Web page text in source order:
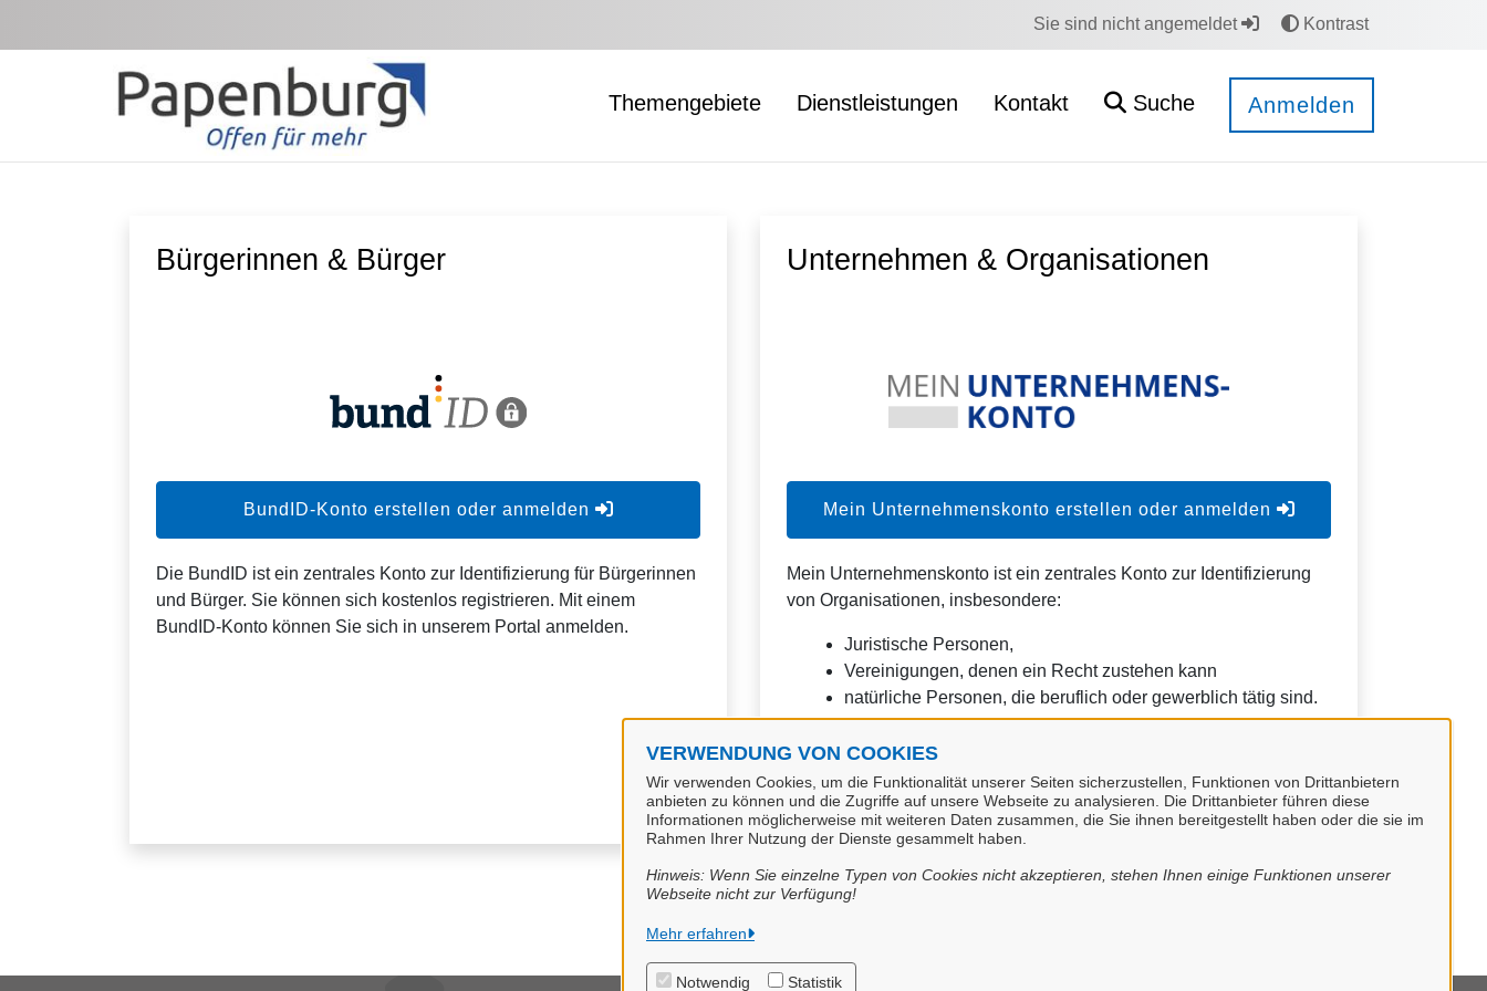
VERWENDUNG VON COOKIES
Wir verwenden Cookies, um die Funktionalität unserer Seiten sicherzustellen, Funktionen von Drittanbietern
anbieten zu können und die Zugriffe auf unsere Webseite zu analysieren. Die Drittanbieter führen diese
Informationen möglicherweise mit weiteren Daten zusammen, die Sie ihnen bereitgestellt haben oder die sie im
Rahmen Ihrer Nutzung der Dienste gesammelt haben.
Hinweis: Wenn Sie einzelne Typen von Cookies nicht akzeptieren, stehen Ihnen einige Funktionen unserer
Webseite nicht zur Verfügung!
Mehr erfahren
Notwendig Statistik
Sie sind nicht angemeldet Kontrast
Themengebiete Dienstleistungen Kontakt Suche Anmelden
Bürgerinnen & Bürger
BundID-Konto erstellen oder anmelden
Die BundID ist ein zentrales Konto zur Identifizierung für Bürgerinnen
und Bürger. Sie können sich kostenlos registrieren. Mit einem
BundID-Konto können Sie sich in unserem Portal anmelden.
Unternehmen & Organisationen
Mein Unternehmenskonto erstellen oder anmelden
Mein Unternehmenskonto ist ein zentrales Konto zur Identifizierung
von Organisationen, insbesondere:
Juristische Personen,
Vereinigungen, denen ein Recht zustehen kann
natürliche Personen, die beruflich oder gewerblich tätig sind.